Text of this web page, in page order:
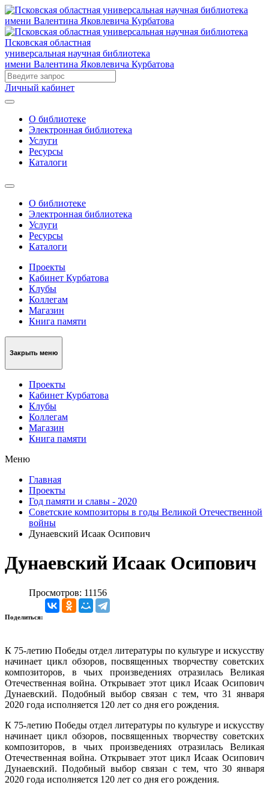
Псковская областная
универсальная научная библиотека
имени Валентина Яковлевича Курбатова
Личный кабинет
О библиотеке
Электронная библиотека
Услуги
Ресурсы
Каталоги
О библиотеке
Электронная библиотека
Услуги
Ресурсы
Каталоги
Проекты
Кабинет Курбатова
Клубы
Коллегам
Магазин
Книга памяти
Закрыть меню
Проекты
Кабинет Курбатова
Клубы
Коллегам
Магазин
Книга памяти
Меню
Главная
Проекты
Год памяти и славы - 2020
Советские композиторы в годы Великой Отечественной
войны
Дунаевский Исаак Осипович
Дунаевский Исаак Осипович
Просмотров: 11156
Поделиться:
К 75-летию Победы отдел литературы по культуре и искусству
начинает цикл обзоров, посвященных творчеству советских
композиторов, в чьих произведениях отразилась Великая
Отечественная война. Открывает этот цикл Исаак Осипович
Дунаевский. Подобный выбор связан с тем, что 31 января
2020 года исполняется 120 лет со дня его рождения.
К 75-летию Победы отдел литературы по культуре и искусству
начинает цикл обзоров, посвященных творчеству советских
композиторов, в чьих произведениях отразилась Великая
Отечественная война. Открывает этот цикл Исаак Осипович
Дунаевский. Подобный выбор связан с тем, что 30 января
2020 года исполняется 120 лет со дня его рождения.